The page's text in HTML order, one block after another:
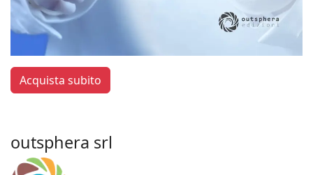
Acquista subito
outsphera srl